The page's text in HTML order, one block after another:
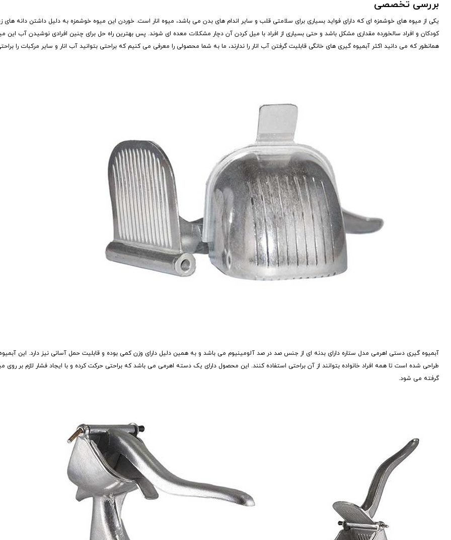
بررسی تخصصی
یکی از میوه های خوشمزه ای که دارای فواید بسیاری برای سلامتی قلب و سایر اندام های بدن می باشد، میوه انار است. خوردن این میوه خوشمزه به دلیل داشتن دانه های
کودکان و افراد سالخورده مقداری مشکل باشد و حتی بسیاری از افراد با میل کردن آن دچار مشکلات معده ای شوند. پس بهترین راه حل برای چنین افرادی نوشیدن آب این
همانطور که می دانید اکثر آبمیوه گیری های خانگی قابلیت گرفتن آب انار را ندارند، ما به شما محصولی را معرفی می کنیم که براحتی بتوانید آب انار و سایر مرکبات را
آبمیوه گیری دستی اهرمی مدل ستاره دارای بدنه ای از جنس صد در صد آلومینیوم می باشد و به همین دلیل دارای وزن کمی بوده و قابلیت حمل آسانی نیز دارد. این
طراحی شده است تا همه افراد خانواده بتوانند از آن براحتی استفاده کنند. این محصول دارای یک دسته اهرمی می باشد که براحتی حرکت کرده و با ایجاد فشار لازم بر
گرفته می شود.